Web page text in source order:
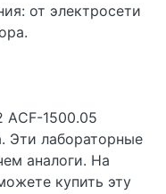
от электросети
АCF-1500.05
Эти лабораторные
аналоги. На
купить эту